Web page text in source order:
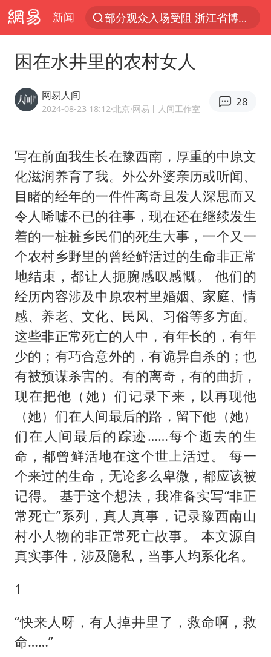
新闻
部分观众入场受阻 浙江省博物馆致歉
青海拉面告别“兰州拉面”
我国编制完成新版全月地质图
台风白海豚或吞掉台风鲸鱼
巡查组提问 工作人员偷用手机查答案
看守所辅警收受10万获刑1年
宇树科技 打新
多地要求领导干部带头休假
80后女柜员逆袭成4200亿银行副行长
吉林一“温度计大楼”读数爆表
房主任回应争议
把党建设得更加坚强有力
村民谈“梅姨”：叫的其实是“媒姨”
东方甄选被判赔偿江小白30万元
中国养老床位“三连降”
奋进开新局 实干挑大梁
困在水井里的农村女人
网易人间
2024-08-23 18:12·北京·网易丨人间工作室
28
写在前面我生长在豫西南，厚重的中原文
化滋润养育了我。外公外婆亲历或听闻、
目睹的经年的一件件离奇且发人深思而又
令人唏嘘不已的往事，现在还在继续发生
着的一桩桩乡民们的死生大事，一个又一
个农村乡野里的曾经鲜活过的生命非正常
地结束，都让人扼腕感叹感慨。 他们的
经历内容涉及中原农村里婚姻、家庭、情
感、养老、文化、民风、习俗等多方面。
这些非正常死亡的人中，有年长的，有年
少的；有巧合意外的，有诡异自杀的；也
有被预谋杀害的。有的离奇，有的曲折，
现在把他（她）们记录下来，以再现他
（她）们在人间最后的路，留下他（她）
们在人间最后的踪迹……每个逝去的生
命，都曾鲜活地在这个世上活过。 每一
个来过的生命，无论多么卑微，都应该被
记得。 基于这个想法，我准备实写“非正
常死亡”系列，真人真事，记录豫西南山
村小人物的非正常死亡故事。 本文源自
真实事件，涉及隐私，当事人均系化名。
1
“快来人呀，有人掉井里了，救命啊，救
命……”